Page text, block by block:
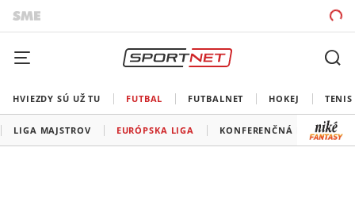
HVIEZDY SÚ UŽ TU FUTBAL FUTBALNET HOKEJ TENIS
LIGA MAJSTROV EURÓPSKA LIGA KONFERENČNÁ LIGA